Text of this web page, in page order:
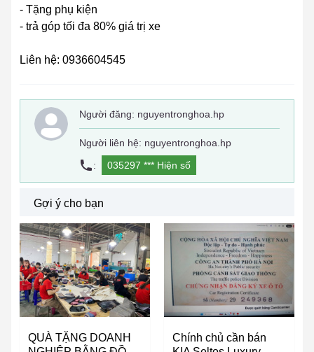
- Tặng phụ kiện
- trả góp tối đa 80% giá trị xe
Liên hệ: 0936604545
Người đăng: nguyentronghoa.hp
Người liên hệ: nguyentronghoa.hp
:
035297 *** Hiện số
Gợi ý cho bạn
QUÀ TẶNG DOANH
Chính chủ cần bán